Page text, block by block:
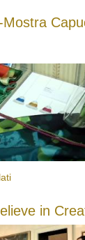
Mostra
in